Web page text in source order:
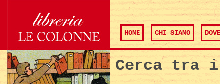
HOME CHI SIAMO
Cerca tra